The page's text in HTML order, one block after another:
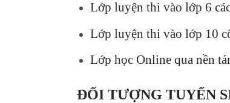
Lớp luyện thi vào lớp 6
Lớp luyện thi vào lớp 10
Lớp học Online qua nền
ĐỐI TƯỢNG TUYỂN